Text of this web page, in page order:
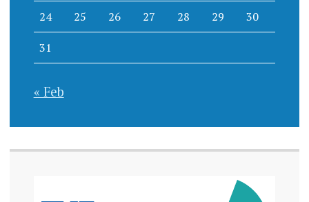
24 25 26 27 28 29 30
31
« Feb